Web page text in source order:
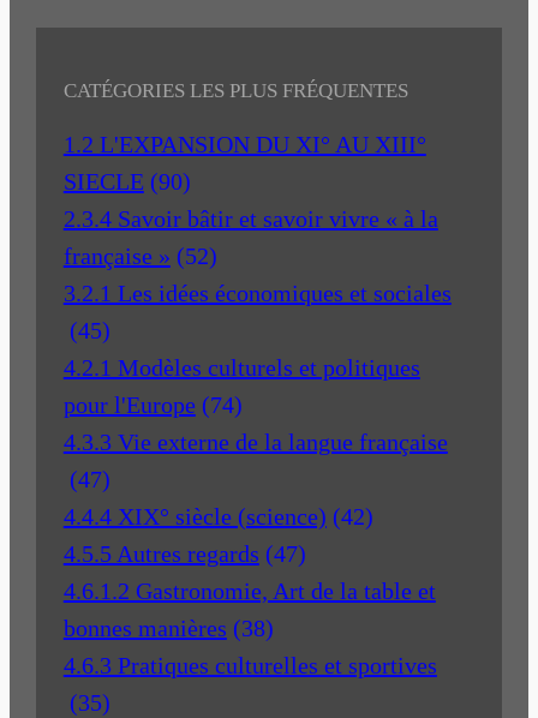
CATÉGORIES LES PLUS FRÉQUENTES
1.2 L'EXPANSION DU XI° AU XIII°
SIECLE (90)
2.3.4 Savoir bâtir et savoir vivre « à la
française » (52)
3.2.1 Les idées économiques et sociales
(45)
4.2.1 Modèles culturels et politiques
pour l'Europe (74)
4.3.3 Vie externe de la langue française
(47)
4.4.4 XIX° siècle (science) (42)
4.5.5 Autres regards (47)
4.6.1.2 Gastronomie, Art de la table et
bonnes manières (38)
4.6.3 Pratiques culturelles et sportives
(35)